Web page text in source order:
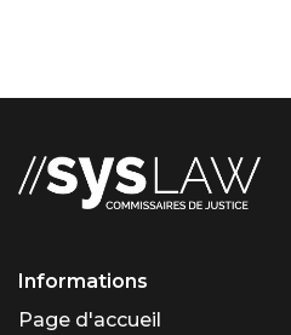
Informations
Page d'accueil